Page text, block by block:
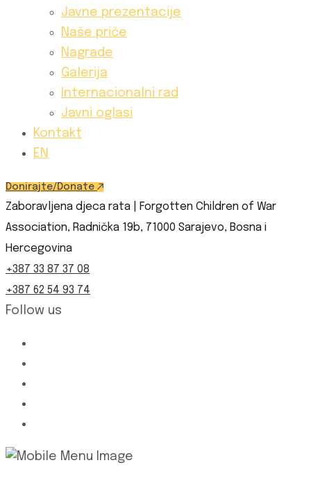
Javne prezentacije
Naše priče
Nagrade
Galerija
Internacionalni rad
Javni oglasi
Kontakt
EN
Donirajte/Donate
Zaboravljena djeca rata | Forgotten Children of War
Association, Radnička 19b, 71000 Sarajevo, Bosna i
Hercegovina
+387 33 87 37 08
+387 62 54 93 74
Follow us